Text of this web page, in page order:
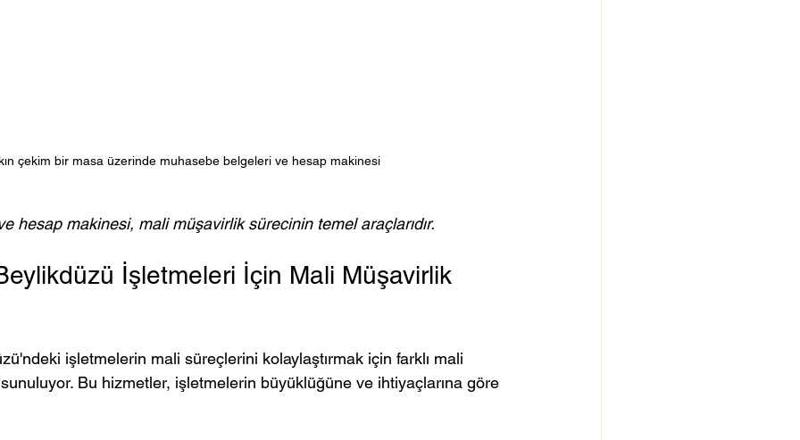
çekim bir masa üzerinde muhasebe belgeleri ve hesap makinesi
hesap makinesi, mali müşavirlik sürecinin temel araçlarıdır.
İşletmeleri İçin Mali Müşavirlik
işletmelerin mali süreçlerini kolaylaştırmak için farklı mali
Bu hizmetler, işletmelerin büyüklüğüne ve ihtiyaçlarına göre